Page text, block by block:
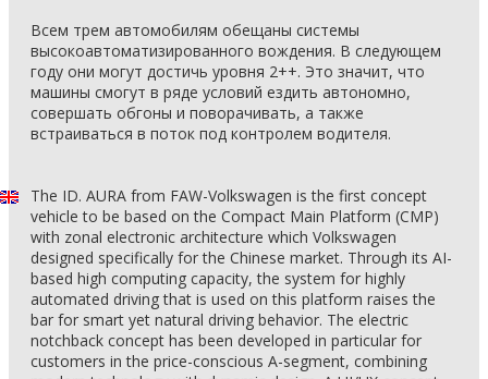
Всем трем автомобилям обещаны системы
высокоавтоматизированного вождения. В следующем
году они могут достичь уровня 2++. Это значит, что
машины смогут в ряде условий ездить автономно,
совершать обгоны и поворачивать, а также
встраиваться в поток под контролем водителя.
The ID. AURA from FAW-Volkswagen is the first concept
vehicle to be based on the Compact Main Platform (CMP)
with zonal electronic architecture which Volkswagen
designed specifically for the Chinese market. Through its AI-
based high computing capacity, the system for highly
automated driving that is used on this platform raises the
bar for smart yet natural driving behavior. The electric
notchback concept has been developed in particular for
customers in the price-conscious A-segment, combining